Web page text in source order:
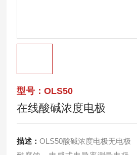
型号：OLS50
在线酸碱浓度电极
描述：OLS50酸碱浓度电极无电极